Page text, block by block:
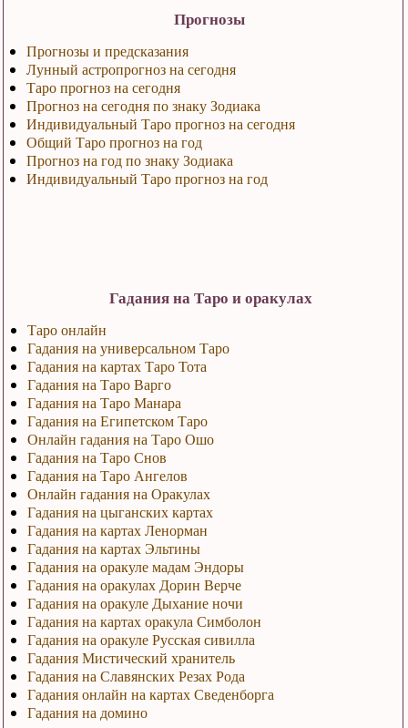
Прогнозы
Прогнозы и предсказания
Лунный астропрогноз на сегодня
Таро прогноз на сегодня
Прогноз на сегодня по знаку Зодиака
Индивидуальный Таро прогноз на сегодня
Общий Таро прогноз на год
Прогноз на год по знаку Зодиака
Индивидуальный Таро прогноз на год
Гадания на Таро и оракулах
Таро онлайн
Гадания на универсальном Таро
Гадания на картах Таро Тота
Гадания на Таро Варго
Гадания на Таро Манара
Гадания на Египетском Таро
Онлайн гадания на Таро Ошо
Гадания на Таро Снов
Гадания на Таро Ангелов
Онлайн гадания на Оракулах
Гадания на цыганских картах
Гадания на картах Ленорман
Гадания на картах Эльтины
Гадания на оракуле мадам Эндоры
Гадания на оракулах Дорин Верче
Гадания на оракуле Дыхание ночи
Гадания на картах оракула Симболон
Гадания на оракуле Русская сивилла
Гадания Мистический хранитель
Гадания на Славянских Резах Рода
Гадания онлайн на картах Сведенборга
Гадания на домино